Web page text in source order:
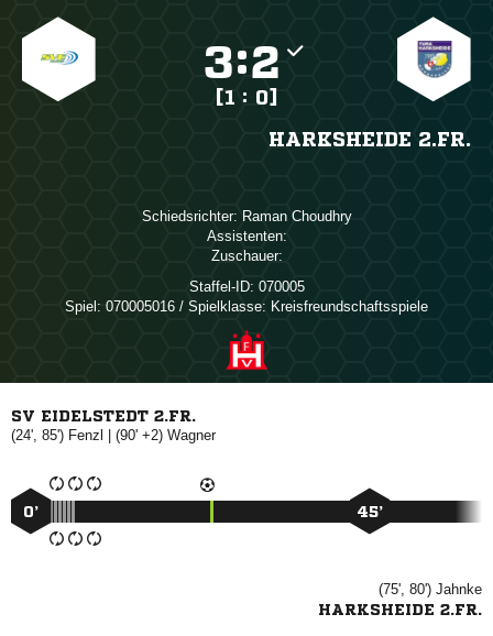
:
[1 : 0]
HARKSHEIDE 2.FR.
Schiedsrichter:  
Assistenten:
Zuschauer:
Staffel-ID: 070005
Spiel: 070005016 / Spielklasse: Kreisfreundschaftsspiele
SV EIDELSTEDT 2.FR.
(24', 85')  | (90' +2) 
0’ 45’
(75', 80') 
HARKSHEIDE 2.FR.